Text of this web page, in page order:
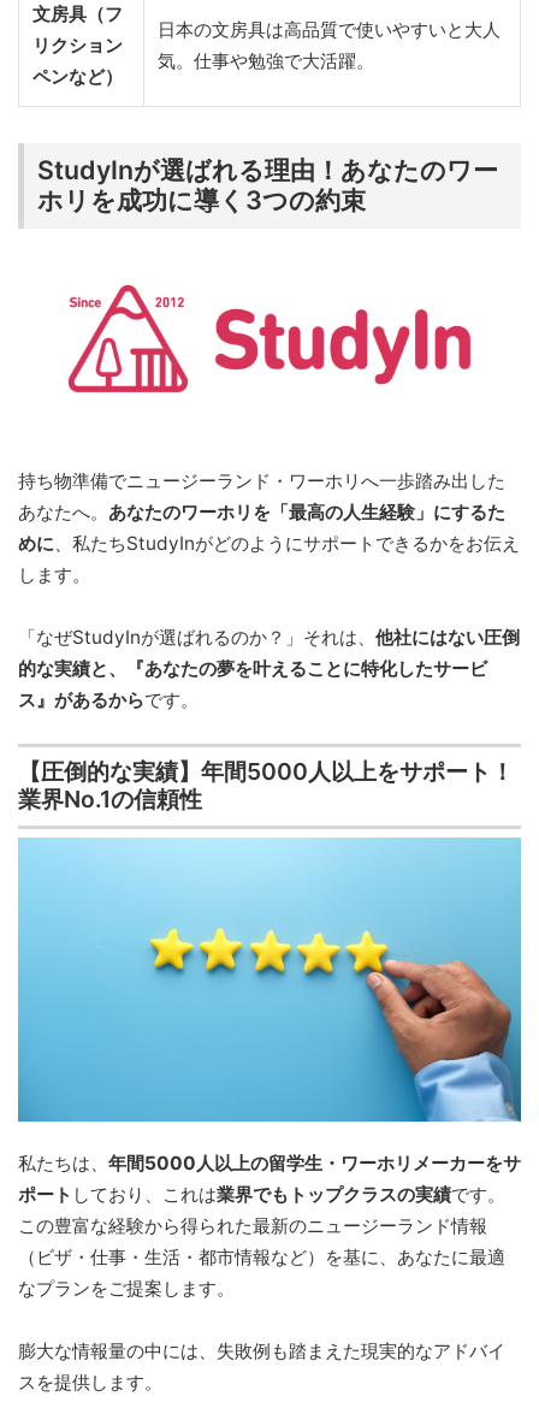
文房具（フ
リクション
ペンなど）
日本の文房具は高品質で使いやすいと大人
気。仕事や勉強で大活躍。
StudyInが選ばれる理由！あなたのワー
ホリを成功に導く3つの約束
持ち物準備でニュージーランド・ワーホリへ一歩踏み出した
あなたへ。 あなたのワーホリを「最高の人生経験」にするた
めに、私たちStudyInがどのようにサポートできるかをお伝え
します。
「なぜStudyInが選ばれるのか？」それは、 他社にはない圧倒
的な実績と、『あなたの夢を叶えることに特化したサービ
ス』があるからです。
【圧倒的な実績】年間5000人以上をサポート！
業界No.1の信頼性
私たちは、 年間5000人以上の留学生・ワーホリメーカーをサ
ポート しており、これは業界でもトップクラスの実績です。
この豊富な経験から得られた最新のニュージーランド情報
（ビザ・仕事・生活・都市情報など）を基に、あなたに最適
なプランをご提案します。
膨大な情報量の中には、失敗例も踏まえた現実的なアドバイ
スを提供します。